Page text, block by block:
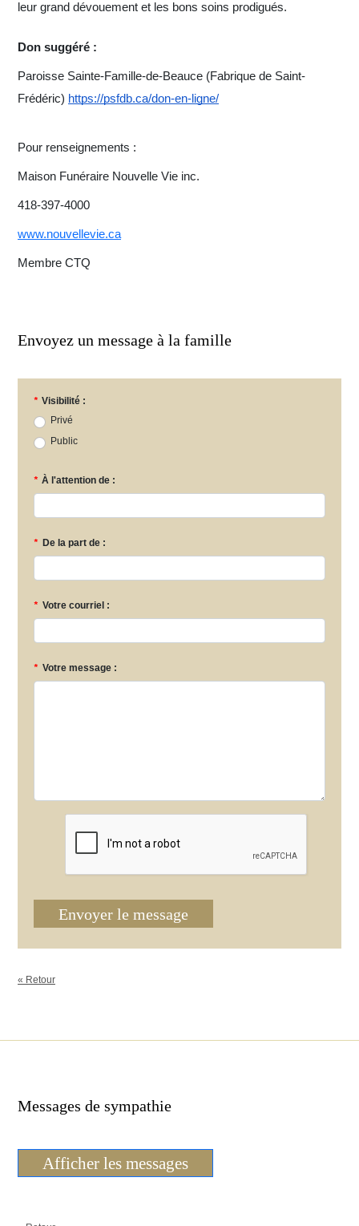
leur grand dévouement et les bons soins prodigués.
Don suggéré :
Paroisse Sainte-Famille-de-Beauce (Fabrique de Saint-
Frédéric) https://psfdb.ca/don-en-ligne/
Pour renseignements :
Maison Funéraire Nouvelle Vie inc.
418-397-4000
www.nouvellevie.ca
Membre CTQ
Envoyez un message à la famille
* Visibilité :
Privé
Public
* À l'attention de :
* De la part de :
* Votre courriel :
* Votre message :
Envoyer le message
« Retour
Messages de sympathie
Afficher les messages